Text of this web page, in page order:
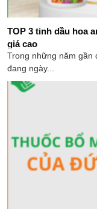
TOP 3 tinh dầu hoa
giá cao
Trong những năm gần
đang ngày...